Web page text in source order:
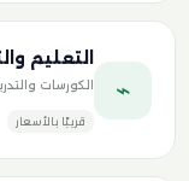
⌁
التعليم
الكورسات
قريبًا بالأسعار